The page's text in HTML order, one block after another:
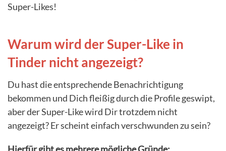
Super-Likes!
Warum wird der Super-Like in
Tinder nicht angezeigt?
Du hast die entsprechende Benachrichtigung
bekommen und Dich fleißig durch die Profile geswipt,
aber der Super-Like wird Dir trotzdem nicht
angezeigt? Er scheint einfach verschwunden zu sein?